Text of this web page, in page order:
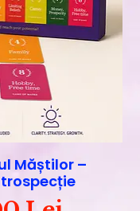
Măștilor –